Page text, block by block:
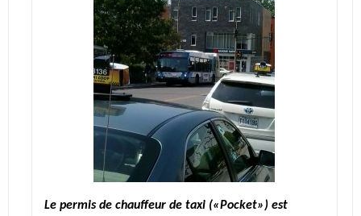
Le permis de chauffeur de taxi («Pocket») est